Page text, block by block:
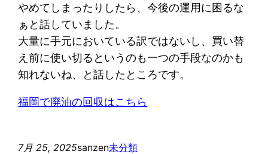
やめてしまったりしたら、今後の運用に困るな
ぁと話していました。
大量に手元においている訳ではないし、買い替
え前に使い切るというのも一つの手段なのかも
知れないね、と話したところです。
福岡で廃油の回収はこちら
7月 25, 2025sanzen未分類